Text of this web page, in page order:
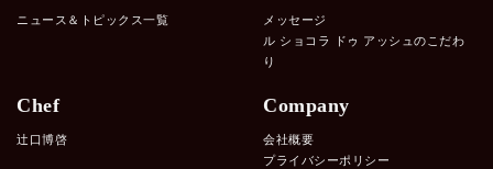
ニュース＆トピックス一覧
メッセージ
ル ショコラ ドゥ アッシュのこだわ
り
Chef
辻口博啓
Company
会社概要
プライバシーポリシー